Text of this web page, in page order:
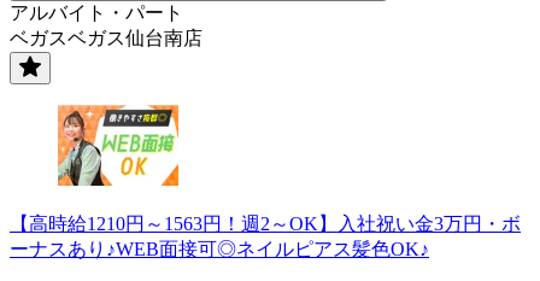
アルバイト・パート
ベガスベガス仙台南店
【高時給1210円～1563円！週2～OK】入社祝い金3万円・ボ
ーナスあり♪WEB面接可◎ネイルピアス髪色OK♪